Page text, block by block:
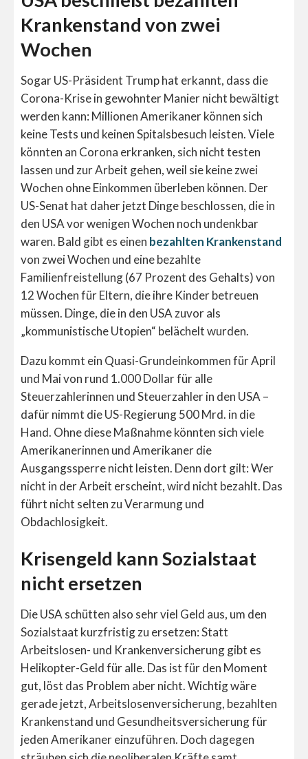
Krankenstand von zwei
Wochen
Sogar US-Präsident Trump hat erkannt, dass die
Corona-Krise in gewohnter Manier nicht bewältigt
werden kann: Millionen Amerikaner können sich
keine Tests und keinen Spitalsbesuch leisten. Viele
könnten an Corona erkranken, sich nicht testen
lassen und zur Arbeit gehen, weil sie keine zwei
Wochen ohne Einkommen überleben können. Der
US-Senat hat daher jetzt Dinge beschlossen, die in
den USA vor wenigen Wochen noch undenkbar
waren. Bald gibt es einen bezahlten Krankenstand
von zwei Wochen und eine bezahlte
Familienfreistellung (67 Prozent des Gehalts) von
12 Wochen für Eltern, die ihre Kinder betreuen
müssen. Dinge, die in den USA zuvor als
„kommunistische Utopien“ belächelt wurden.
Dazu kommt ein Quasi-Grundeinkommen für April
und Mai von rund 1.000 Dollar für alle
Steuerzahlerinnen und Steuerzahler in den USA –
dafür nimmt die US-Regierung 500 Mrd. in die
Hand. Ohne diese Maßnahme könnten sich viele
Amerikanerinnen und Amerikaner die
Ausgangssperre nicht leisten. Denn dort gilt: Wer
nicht in der Arbeit erscheint, wird nicht bezahlt. Das
führt nicht selten zu Verarmung und
Obdachlosigkeit.
Krisengeld kann Sozialstaat
nicht ersetzen
Die USA schütten also sehr viel Geld aus, um den
Sozialstaat kurzfristig zu ersetzen: Statt
Arbeitslosen- und Krankenversicherung gibt es
Helikopter-Geld für alle. Das ist für den Moment
gut, löst das Problem aber nicht. Wichtig wäre
gerade jetzt, Arbeitslosenversicherung, bezahlten
Krankenstand und Gesundheitsversicherung für
jeden Amerikaner einzuführen. Doch dagegen